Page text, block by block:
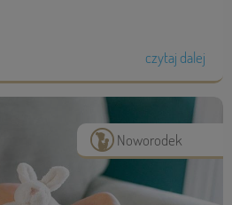
czytaj dalej
Noworodek